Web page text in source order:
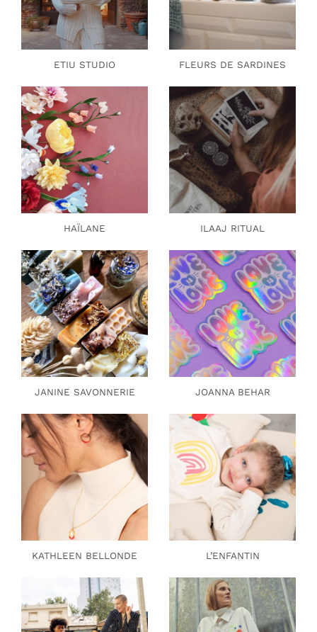
ETIU STUDIO FLEURS DE SARDINES
HAÏLANE ILAAJ RITUAL
JANINE SAVONNERIE JOANNA BEHAR
KATHLEEN BELLONDE L’ENFANTIN